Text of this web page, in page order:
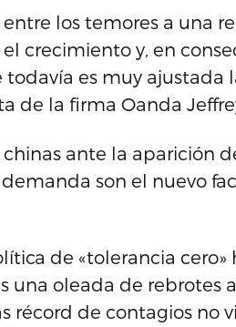
los temores a una
crecimiento y, en
es muy ajustada
de la firma Oanda
ante la aparición
son el nuevo
de «tolerancia cero»
una oleada de rebrotes
récord de contagios no